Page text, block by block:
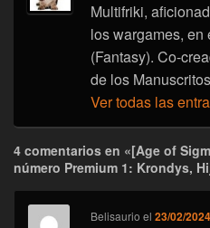
Multifriki,
los wargames, en
(Fantasy). Co-
de los
Ver todas las
4 comentarios en «[Age of
número Premium 1: Krondys,
Belisaurio el23/02/